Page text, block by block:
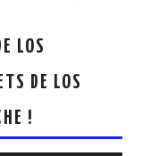
LOS
DE LOS
!